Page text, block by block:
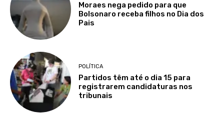
Moraes nega pedido para que
Bolsonaro receba filhos no Dia dos
Pais
POLÍTICA
Partidos têm até o dia 15 para
registrarem candidaturas nos
tribunais